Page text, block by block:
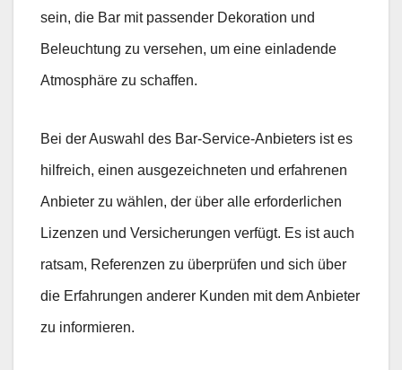
sein, die Bar mit passender Dekoration und
Beleuchtung zu versehen, um eine einladende
Atmosphäre zu schaffen.
Bei der Auswahl des Bar-Service-Anbieters ist es
hilfreich, einen ausgezeichneten und erfahrenen
Anbieter zu wählen, der über alle erforderlichen
Lizenzen und Versicherungen verfügt. Es ist auch
ratsam, Referenzen zu überprüfen und sich über
die Erfahrungen anderer Kunden mit dem Anbieter
zu informieren.